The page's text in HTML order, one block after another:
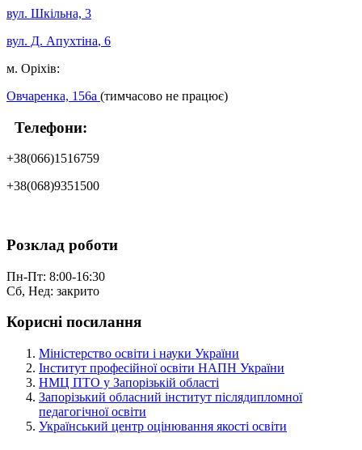
вул. Шкільна, 3
вул. Д. Апухтіна, 6
м. Оріхів:
Овчаренка, 156а (тимчасово не працює)
Телефони:
+38(066)1516759
+38(068)9351500
Розклад роботи
Пн-Пт: 8:00-16:30
Сб, Нед: закрито
Корисні посилання
Міністерство освіти і науки України
Інститут професійної освіти НАПН України
НМЦ ПТО у Запорізькій області
Запорізький обласний інститут післядипломної
педагогічної освіти
Український центр оцінювання якості освіти